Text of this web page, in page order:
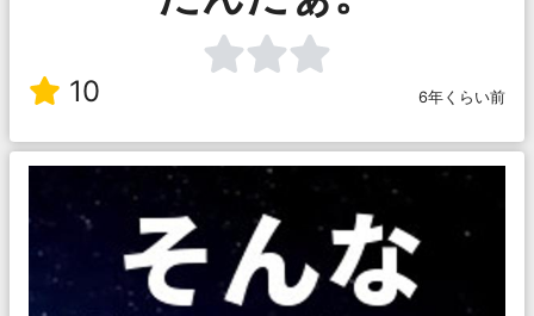
10 6年くらい前